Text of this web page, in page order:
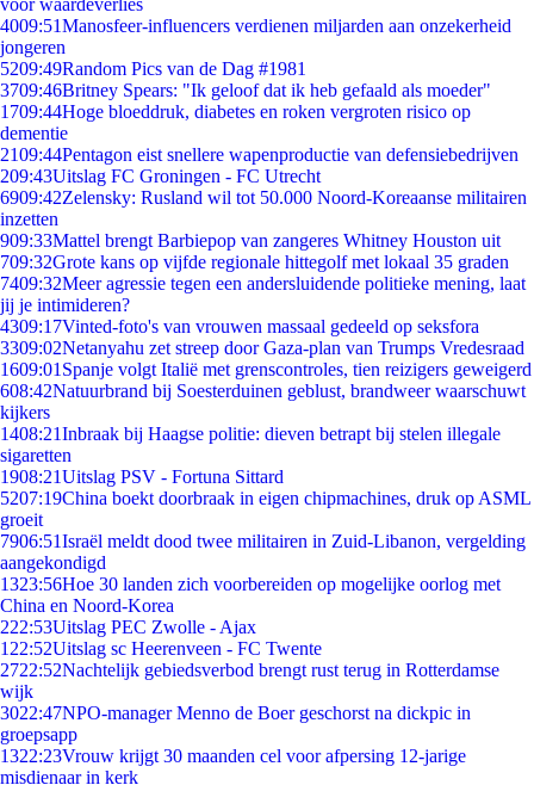
voor waardeverlies
4009:51Manosfeer-influencers verdienen miljarden aan onzekerheid
jongeren
5209:49Random Pics van de Dag #1981
3709:46Britney Spears: "Ik geloof dat ik heb gefaald als moeder"
1709:44Hoge bloeddruk, diabetes en roken vergroten risico op
dementie
2109:44Pentagon eist snellere wapenproductie van defensiebedrijven
209:43Uitslag FC Groningen - FC Utrecht
6909:42Zelensky: Rusland wil tot 50.000 Noord-Koreaanse militairen
inzetten
909:33Mattel brengt Barbiepop van zangeres Whitney Houston uit
709:32Grote kans op vijfde regionale hittegolf met lokaal 35 graden
7409:32Meer agressie tegen een andersluidende politieke mening, laat
jij je intimideren?
4309:17Vinted-foto's van vrouwen massaal gedeeld op seksfora
3309:02Netanyahu zet streep door Gaza-plan van Trumps Vredesraad
1609:01 Spanje volgt Italië met grenscontroles, tien reizigers geweigerd
608:42Natuurbrand bij Soesterduinen geblust, brandweer waarschuwt
kijkers
1408:21Inbraak bij Haagse politie: dieven betrapt bij stelen illegale
sigaretten
1908:21Uitslag PSV - Fortuna Sittard
5207:19China boekt doorbraak in eigen chipmachines, druk op ASML
groeit
7906:51Israël meldt dood twee militairen in Zuid-Libanon, vergelding
aangekondigd
1323:56Hoe 30 landen zich voorbereiden op mogelijke oorlog met
China en Noord-Korea
222:53Uitslag PEC Zwolle - Ajax
1 22:52Uitslag sc Heerenveen - FC Twente
2722:52Nachtelijk gebiedsverbod brengt rust terug in Rotterdamse
wijk
3022:47NPO-manager Menno de Boer geschorst na dickpic in
groepsapp
1322:23Vrouw krijgt 30 maanden cel voor afpersing 12-jarige
misdienaar in kerk